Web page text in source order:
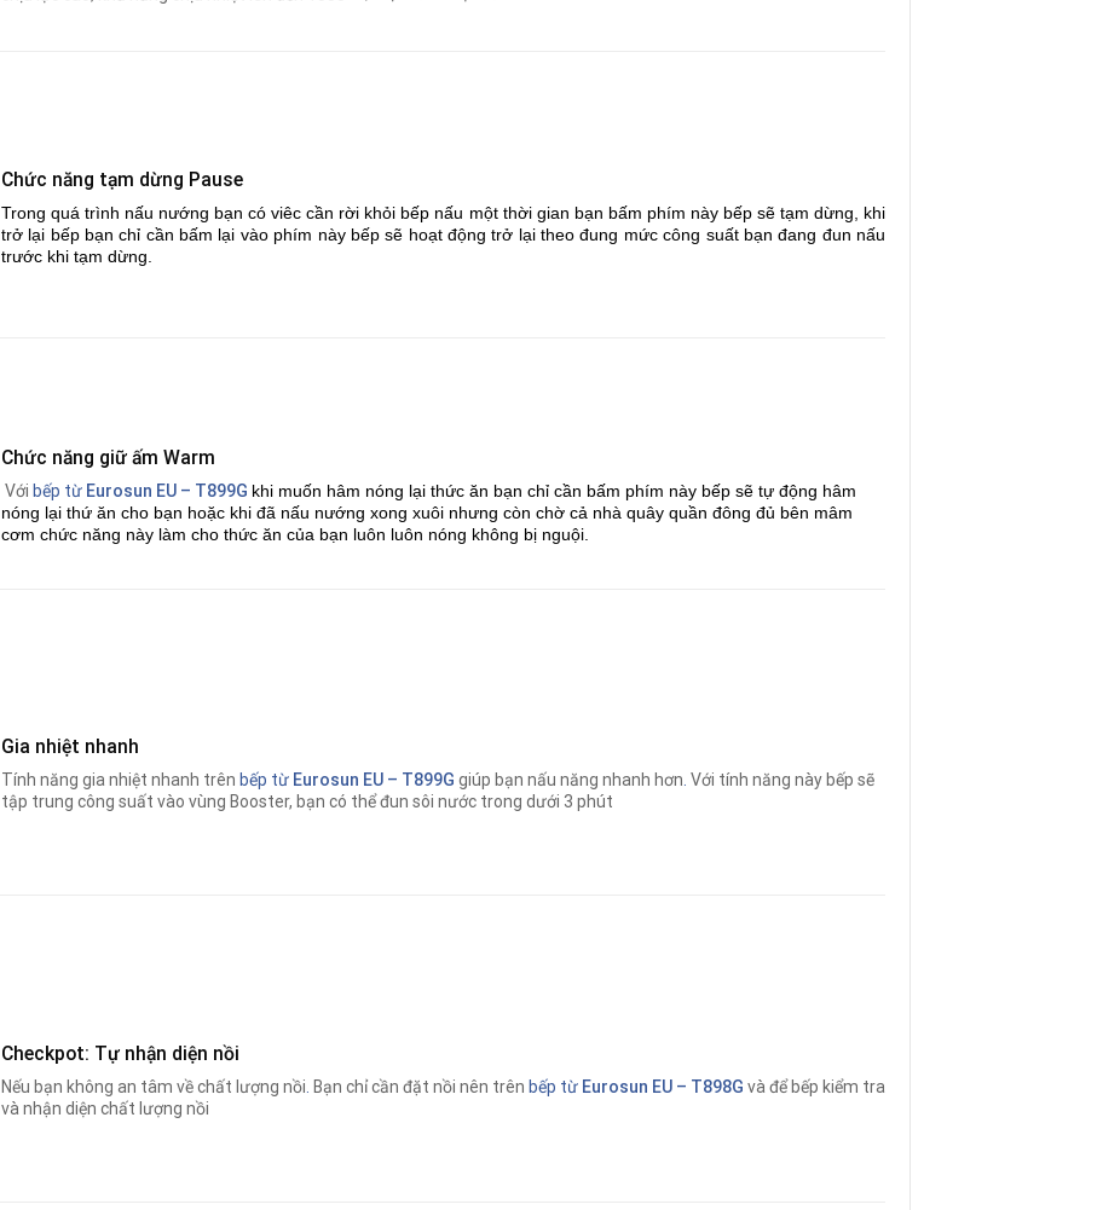
Chức năng tạm dừng Pause
Trong quá trình nấu nướng bạn có viêc cần rời khỏi bếp nấu một thời gian bạn bấm phím này bếp sẽ tạm dừng, khi
trở lại bếp bạn chỉ cần bấm lại vào phím này bếp sẽ hoạt động trở lại theo đung mức công suất bạn đang đun nấu
trước khi tạm dừng.
Chức năng giữ ấm Warm
Với bếp từ Eurosun EU – T899G khi muốn hâm nóng lại thức ăn bạn chỉ cần bấm phím này bếp sẽ tự động hâm
nóng lại thứ ăn cho bạn hoặc khi đã nấu nướng xong xuôi nhưng còn chờ cả nhà quây quần đông đủ bên mâm
cơm chức năng này làm cho thức ăn của bạn luôn luôn nóng không bị nguội.
Gia nhiệt nhanh
Tính năng gia nhiệt nhanh trên bếp từ Eurosun EU – T899G giúp bạn nấu năng nhanh hơn. Với tính năng này bếp sẽ
tập trung công suất vào vùng Booster, bạn có thể đun sôi nước trong dưới 3 phút
Checkpot: Tự nhận diện nồi
Nếu bạn không an tâm về chất lượng nồi Bạn chỉ cần đặt nồi nên trên bếp từ Eurosun EU – T898G và để bếp kiểm tra
và nhận diện chất lượng nồi